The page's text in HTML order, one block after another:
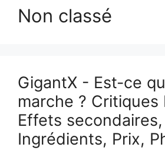
Non classé
GigantX - Est-ce
marche ? Critiques
Effets secondaires,
Ingrédients, Prix,